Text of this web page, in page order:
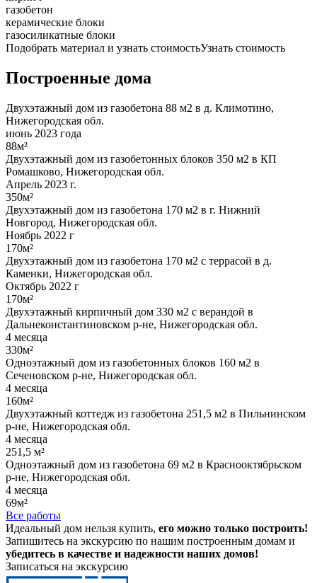
газобетон
керамические блоки
газосиликатные блоки
Подобрать материал и узнать стоимостьУзнать стоимость
Построенные дома
Двухэтажный дом из газобетона 88 м2 в д. Климотино,
Нижегородская обл.
июнь 2023 года
88м²
Двухэтажный дом из газобетонных блоков 350 м2 в КП
Ромашково, Нижегородская обл.
Апрель 2023 г.
350м²
Двухэтажный дом из газобетона 170 м2 в г. Нижний
Новгород, Нижегородская обл.
Ноябрь 2022 г
170м²
Двухэтажный дом из газобетона 170 м2 с террасой в д.
Каменки, Нижегородская обл.
Октябрь 2022 г
170м²
Двухэтажный кирпичный дом 330 м2 с верандой в
Дальнеконстантиновском р-не, Нижегородская обл.
4 месяца
330м²
Одноэтажный дом из газобетонных блоков 160 м2 в
Сеченовском р-не, Нижегородская обл.
4 месяца
160м²
Двухэтажный коттедж из газобетона 251,5 м2 в Пильнинском
р-не, Нижегородская обл.
4 месяца
251,5 м²
Одноэтажный дом из газобетона 69 м2 в Краснооктябрьском
р-не, Нижегородская обл.
4 месяца
69м²
Все работы
Идеальный дом нельзя купить, его можно только построить!
Запишитесь на экскурсию по нашим построенным домам и
убедитесь в качестве и надежности наших домов!
Записаться на экскурсию